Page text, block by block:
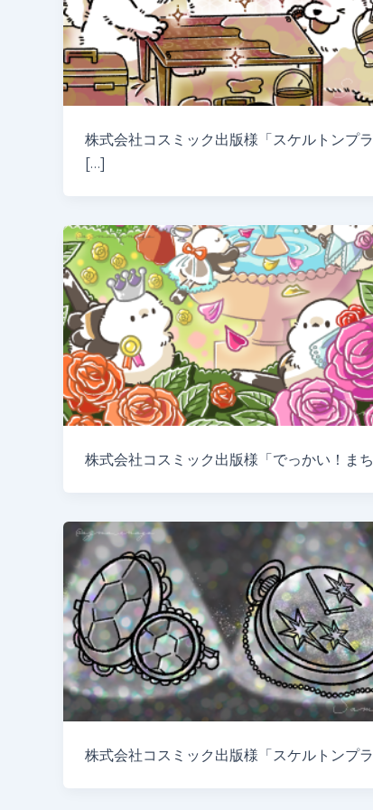
株式会社コスミック出版様「スケルトンプラ
[…]
株式会社コスミック出版様「でっかい！まち
株式会社コスミック出版様「スケルトンプラ